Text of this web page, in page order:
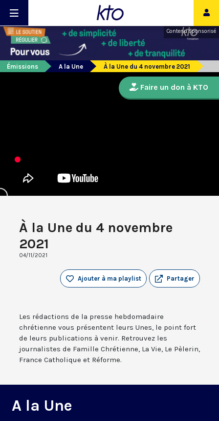
Contenu sponsorisé
Émissions A la Une À la Une du 4 novembre 2021
À la Une du 4 novembre
2021
04/11/2021
Partager
Ajouter à ma playlist
Les rédactions de la presse hebdomadaire
chrétienne vous présentent leurs Unes, le point fort
de leurs publications à venir. Retrouvez les
journalistes de Famille Chrétienne, La Vie, Le Pèlerin,
France Catholique et Réforme.
A la Une
Faire un don à KTO